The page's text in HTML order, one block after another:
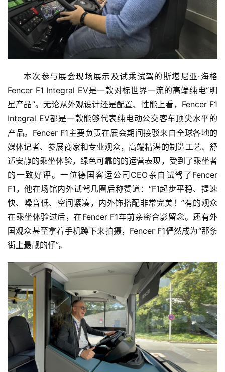
资
讯
商
费
生
活
科
技
财
经
教
题
汽
·
新
能
登录 注册
本次参与展会现场展示及试乘试驾的斯堪尼亚·海格
Fencer F1 Integral EV是一款对标世界一流的高端纯电“明
星产品”。无论从外观设计还是配置、性能上看，Fencer F1
Integral EV都是一款能够代表纯电动公交客车顶尖水平的
产品。Fencer F1主要负责在展会期间接驳来自全球各地的
媒体记者、参展商家和专业观众，高端精湛的制造工艺、舒
适安静的乘坐体验，绿色可靠的的运营表现，受到了乘坐者
的一致好评。一位德国客运公司CEO亲自试驾了Fencer
F1，他在场馆内外试驾几圈后称赞道：“F1起步平稳、提速
快、噪音低、空间紧凑，内外饰搭配非常完美！”有的观众
在乘坐体验过后，在Fencer F1车前亲密合影留念。还有外
国观众甚至拿着手机蹲下来拍摄，Fencer F1俨然成为“那条
街上最靓的仔”。